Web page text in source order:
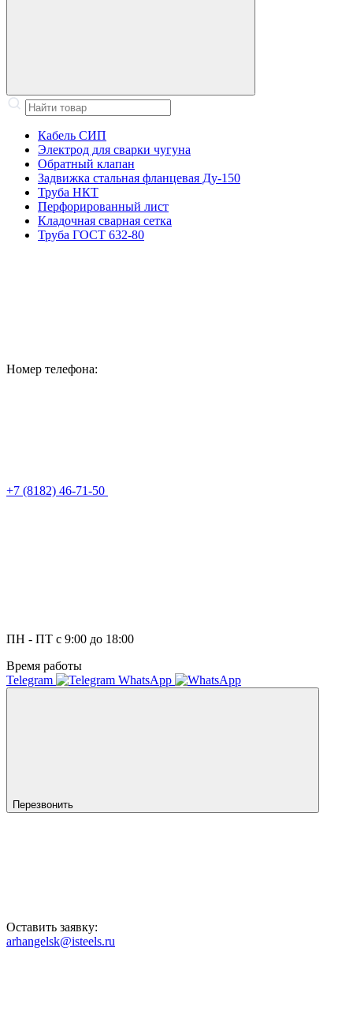
Кабель СИП
Электрод для сварки чугуна
Обратный клапан
Задвижка стальная фланцевая Ду-150
Труба НКТ
Перфорированный лист
Кладочная сварная сетка
Труба ГОСТ 632-80
Номер телефона:
+7 (8182) 46-71-50
ПН - ПТ с 9:00 до 18:00
Время работы
Telegram
WhatsApp
Перезвонить
Оставить заявку:
arhangelsk@isteels.ru